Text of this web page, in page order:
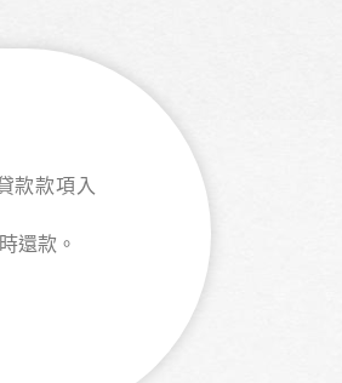
款款項入
還款。